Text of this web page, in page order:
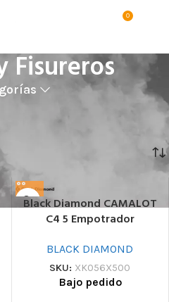
0
Fisureros
Black Diamond CAMALOT
C4 5 Empotrador
BLACK DIAMOND
SKU: XK056X500
Bajo pedido